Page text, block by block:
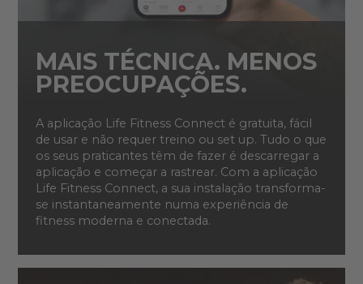
MAIS TÉCNICA. MENOS
PREOCUPAÇÕES.
A aplicação Life Fitness Connect é gratuita, fácil
de usar e não requer treino ou set up. Tudo o que
os seus praticantes têm de fazer é descarregar a
aplicação e começar a rastrear. Com a aplicação
Life Fitness Connect, a sua instalação transforma-
se instantaneamente numa experiência de
fitness moderna e conectada.